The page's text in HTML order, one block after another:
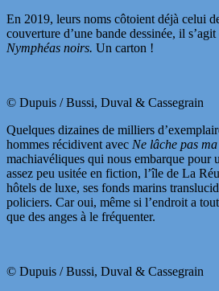
En 2019, leurs noms côtoient déjà celui
couverture d’une bande dessinée, il
Nymphéas noirs. Un carton !
© Dupuis / Bussi, Duval & Cassegrain
Quelques dizaines de milliers
hommes récidivent avec Ne lâche pas
machiavéliques qui nous embarque pour
assez peu usitée en fiction, l’île de La
hôtels de luxe, ses fonds marins
policiers. Car oui, même si l’endroit a
que des anges à le fréquenter.
© Dupuis / Bussi, Duval & Cassegrain